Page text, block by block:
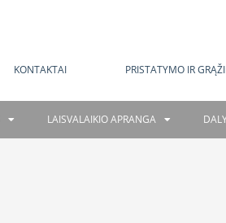
KONTAKTAI PRISTATYMO IR
LAISVALAIKIO APRANGA